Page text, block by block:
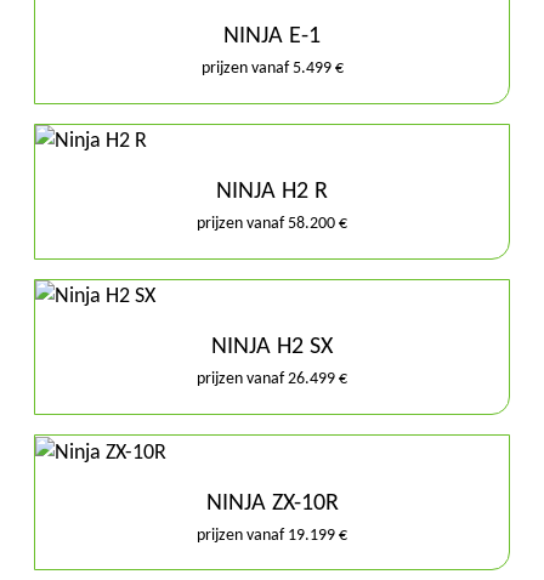
NINJA E-1
prijzen vanaf 5.499 €
NINJA H2 R
prijzen vanaf 58.200 €
NINJA H2 SX
prijzen vanaf 26.499 €
NINJA ZX-10R
prijzen vanaf 19.199 €